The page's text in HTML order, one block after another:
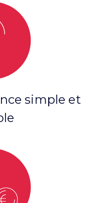
simple et